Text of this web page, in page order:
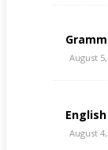
August
August